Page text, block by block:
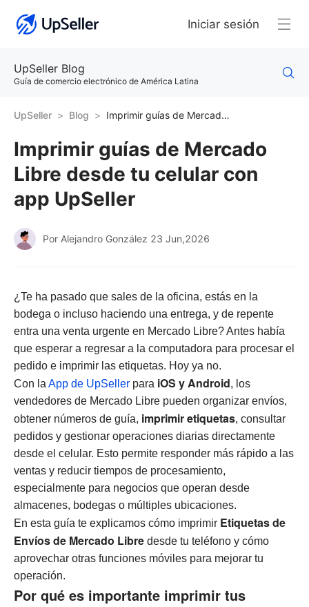
Iniciar sesión
UpSeller Blog
Guía de comercio electrónico de América Latina
UpSeller Blog Imprimir guías de Mercado Libre desde tu celular con app UpSeller
Imprimir guías de Mercado
Libre desde tu celular con
app UpSeller
Por Alejandro González 23 Jun,2026
¿Te ha pasado que sales de la oficina, estás en la
bodega o incluso haciendo una entrega, y de repente
entra una venta urgente en Mercado Libre? Antes había
que esperar a regresar a la computadora para procesar el
pedido e imprimir las etiquetas. Hoy ya no.
Con la App de UpSeller para iOS y Android, los
vendedores de Mercado Libre pueden organizar envíos,
obtener números de guía, imprimir etiquetas, consultar
pedidos y gestionar operaciones diarias directamente
desde el celular. Esto permite responder más rápido a las
ventas y reducir tiempos de procesamiento,
especialmente para negocios que operan desde
almacenes, bodegas o múltiples ubicaciones.
En esta guía te explicamos cómo imprimir Etiquetas de
Envíos de Mercado Libre desde tu teléfono y cómo
aprovechar otras funciones móviles para mejorar tu
operación.
Por qué es importante imprimir tus